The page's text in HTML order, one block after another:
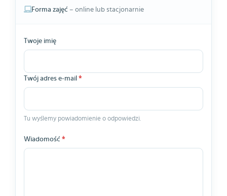
Forma zajęć – online lub stacjonarnie
Twoje imię
Twój adres e-mail *
Tu wyślemy powiadomienie o odpowiedzi.
Wiadomość *